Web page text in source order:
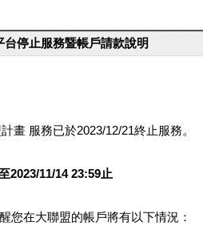
停止服務暨帳戶請款說明
畫 服務已於2023/12/21終止服務。
2023/11/14 23:59止
您在大聯盟的帳戶將有以下情況：